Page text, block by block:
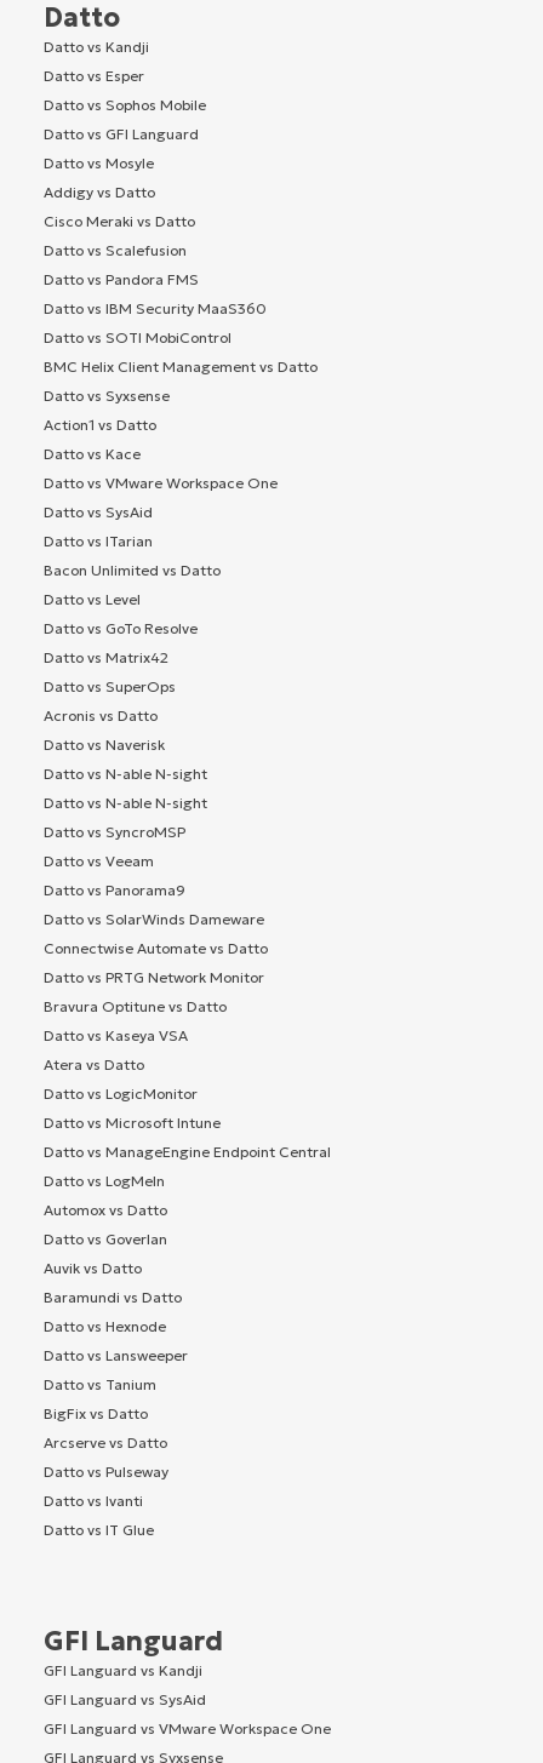
Datto
Datto vs Kandji
Datto vs Esper
Datto vs Sophos Mobile
Datto vs GFI Languard
Datto vs Mosyle
Addigy vs Datto
Cisco Meraki vs Datto
Datto vs Scalefusion
Datto vs Pandora FMS
Datto vs IBM Security MaaS360
Datto vs SOTI MobiControl
BMC Helix Client Management vs Datto
Datto vs Syxsense
Action1 vs Datto
Datto vs Kace
Datto vs VMware Workspace One
Datto vs SysAid
Datto vs ITarian
Bacon Unlimited vs Datto
Datto vs Level
Datto vs GoTo Resolve
Datto vs Matrix42
Datto vs SuperOps
Acronis vs Datto
Datto vs Naverisk
Datto vs N-able N-sight
Datto vs N-able N-sight
Datto vs SyncroMSP
Datto vs Veeam
Datto vs Panorama9
Datto vs SolarWinds Dameware
Connectwise Automate vs Datto
Datto vs PRTG Network Monitor
Bravura Optitune vs Datto
Datto vs Kaseya VSA
Atera vs Datto
Datto vs LogicMonitor
Datto vs Microsoft Intune
Datto vs ManageEngine Endpoint Central
Datto vs LogMeIn
Automox vs Datto
Datto vs Goverlan
Auvik vs Datto
Baramundi vs Datto
Datto vs Hexnode
Datto vs Lansweeper
Datto vs Tanium
BigFix vs Datto
Arcserve vs Datto
Datto vs Pulseway
Datto vs Ivanti
Datto vs IT Glue
GFI Languard
GFI Languard vs Kandji
GFI Languard vs SysAid
GFI Languard vs VMware Workspace One
GFI Languard vs Syxsense